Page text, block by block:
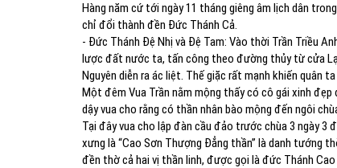
Hàng năm cứ tới ngày 11 tháng giêng âm lịch dân
chỉ đổi thành đền Đức Thánh Cả.
- Đức Thánh Đệ Nhị và Đệ Tam: Vào thời Trần Triều
lược đất nước ta, tấn công theo đường thủy từ cửa
Nguyên diễn ra ác liệt. Thế giặc rất mạnh khiến quân
Một đêm Vua Trần nằm mộng thấy có cô gái xinh đẹp
dậy vua cho rằng có thần nhân bào mộng đến ngôi
Tại đây vua cho lập đàn cầu đảo trước chùa 3 ngày 3
xưng là “Cao Sơn Thượng Đẳng thần” là danh tướng
đền thờ cả hai vị thần linh, được gọi là đức Thánh Cao